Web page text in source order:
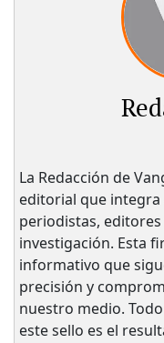
La Redacción de
editorial que
periodistas, editores
investigación. Esta
informativo que
precisión y
nuestro medio.
este sello es el